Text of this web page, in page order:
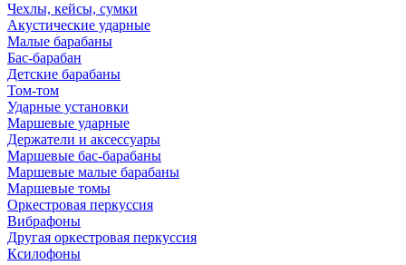
Чехлы, кейсы, сумки
Акустические ударные
Mалые барабаны
Бас-барабан
Детские барабаны
Том-том
Ударные установки
Маршевые ударные
Держатели и аксессуары
Маршевые бас-барабаны
Маршевые малые барабаны
Маршевые томы
Оркестровая перкуссия
Вибрафоны
Другая оркестровая перкуссия
Ксилофоны